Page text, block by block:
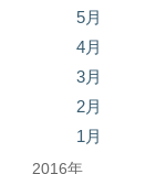
5月
4月
3月
2月
1月
2016年